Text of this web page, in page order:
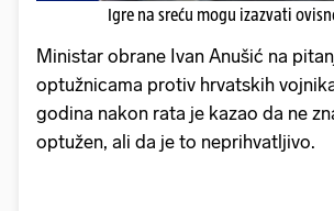
Igre na sreću mogu izazvati
Ministar obrane Ivan Anušić na
optužnicama protiv hrvatskih
godina nakon rata je kazao da ne
optužen, ali da je to neprihvatljivo.